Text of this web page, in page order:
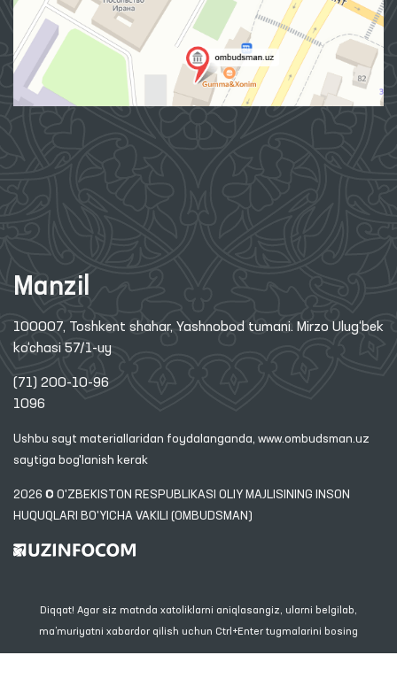
Manzil
100007, Toshkent shahar, Yashnobod tumani. Mirzo Ulug‘bek
ko‘chasi 57/1-uy
(71) 200-10-96
1096
Ushbu sayt materiallaridan foydalanganda, www.ombudsman.uz
saytiga bog'lanish kerak
2026 © O'ZBEKISTON RESPUBLIKASI OLIY MAJLISINING INSON
HUQUQLARI BO'YICHA VAKILI (OMBUDSMAN)
Diqqat! Agar siz matnda xatoliklarni aniqlasangiz, ularni belgilab,
ma’muriyatni xabardor qilish uchun Ctrl+Enter tugmalarini bosing